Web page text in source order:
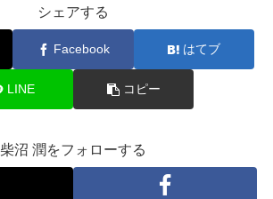
シェアする
Facebook はてブ
LINE コピー
柴沼 潤をフォローする